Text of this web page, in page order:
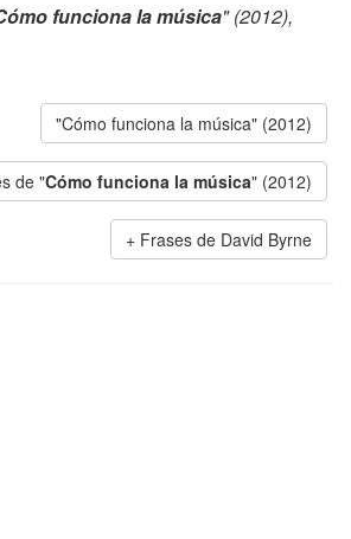
funciona la música" (2012),
"Cómo funciona la música" (2012)
de "Cómo funciona la música" (2012)
Frases de David Byrne